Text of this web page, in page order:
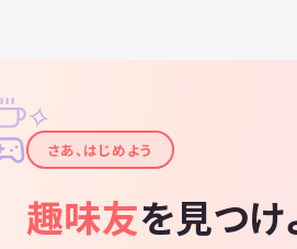
✦
✧
さあ、はじめよう
趣味友を見つけ